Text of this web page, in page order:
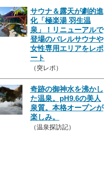
サウナ＆露天が劇的進
化「極楽湯 羽生温
泉」！リニューアルで
登場のバレルサウナや
女性専用エリアをレポ
ート
（突レポ）
奇跡の御神水を沸かし
た温泉。pH9.6の美人
泉質。本格オープンが
楽しみ。
（温泉探訪記）